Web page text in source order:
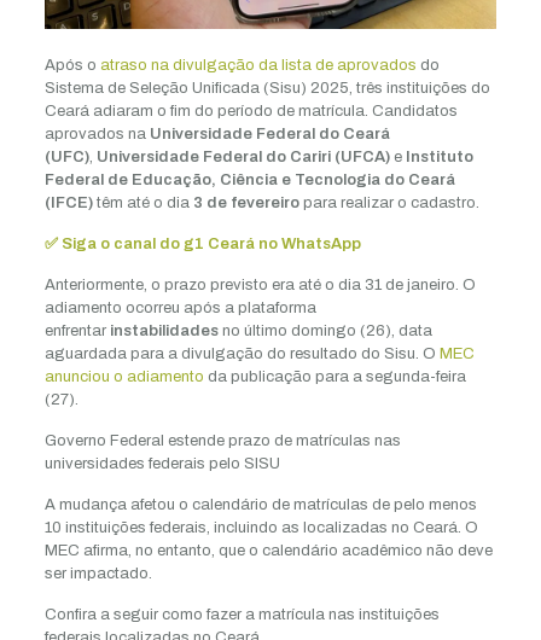
Após o atraso na divulgação da lista de aprovados do
Sistema de Seleção Unificada (Sisu) 2025, três instituições do
Ceará adiaram o fim do período de matrícula. Candidatos
aprovados na Universidade Federal do Ceará
(UFC), Universidade Federal do Cariri (UFCA)e Instituto
Federal de Educação, Ciência e Tecnologia do Ceará
(IFCE)têm até o dia 3 de fevereiropara realizar o cadastro.
✅ Siga o canal do g1 Ceará no WhatsApp
Anteriormente, o prazo previsto era até o dia 31 de janeiro. O
adiamento ocorreu após a plataforma
enfrentar instabilidades no último domingo (26), data
aguardada para a divulgação do resultado do Sisu. O MEC
anunciou o adiamento da publicação para a segunda-feira
(27).
Governo Federal estende prazo de matrículas nas
universidades federais pelo SISU
A mudança afetou o calendário de matrículas de pelo menos
10 instituições federais, incluindo as localizadas no Ceará. O
MEC afirma, no entanto, que o calendário acadêmico não deve
ser impactado.
Confira a seguir como fazer a matrícula nas instituições